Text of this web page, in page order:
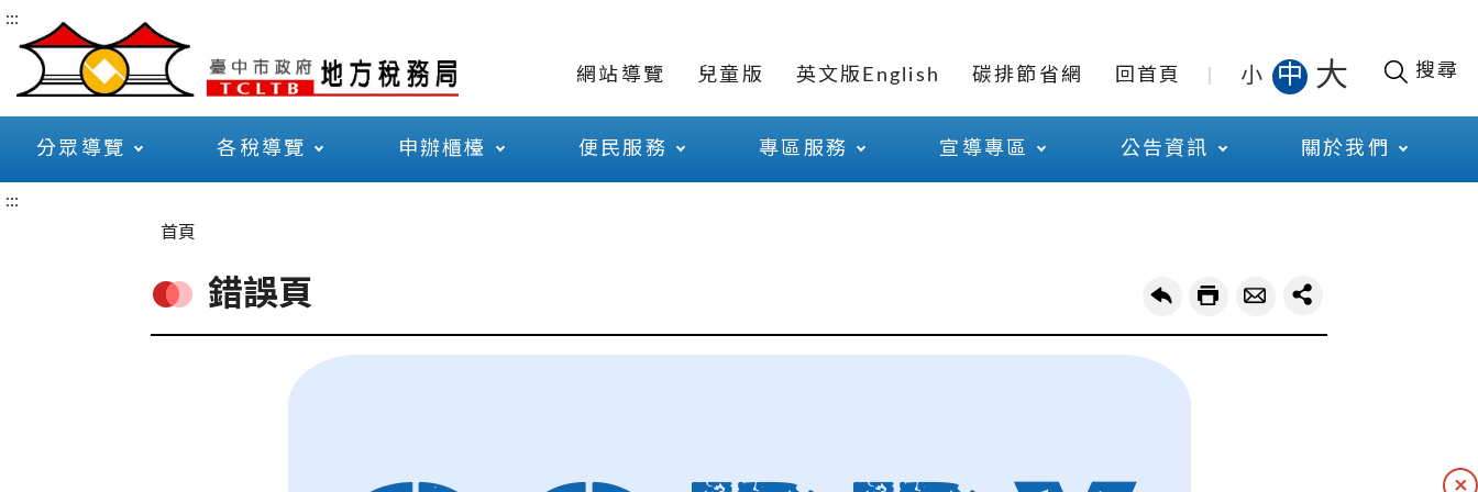
:::
網站導覽 兒童版 英文版English 碳排節省網 回首頁 小 中 大 搜尋
分眾導覽 各稅導覽 申辦櫃檯 便民服務 專區服務 宣導專區 公告資訊 關於我們
:::
首頁
錯誤頁